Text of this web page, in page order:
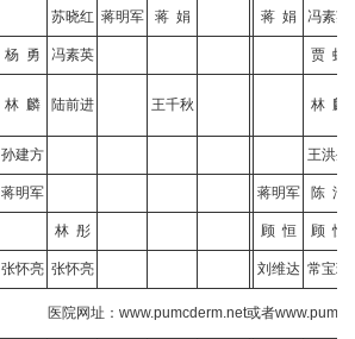
苏晓红 蒋明军 蒋 娟 蒋 娟 冯素英
杨 勇 冯素英 贾 虹
林 麟 陆前进 王千秋 林 麟
孙建方 王洪生
蒋明军 蒋明军 陈 浩
林 彤 顾 恒 顾 恒
张怀亮 张怀亮 刘维达 常宝珠
医院网址：www.pumcderm.net或者